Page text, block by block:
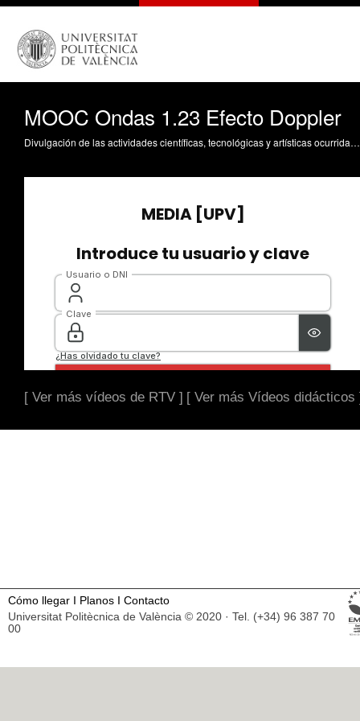
MOOC Ondas 1.23 Efecto Doppler
Divulgación de las actividades científicas, tecnológicas y artísticas ocurridas en los tres campus de la UPV
[ Ver más vídeos de RTV ] [ Ver más Vídeos didácticos
Cómo llegar I Planos I Contacto
Universitat Politècnica de València © 2020 · Tel. (+34) 96 387 70
00